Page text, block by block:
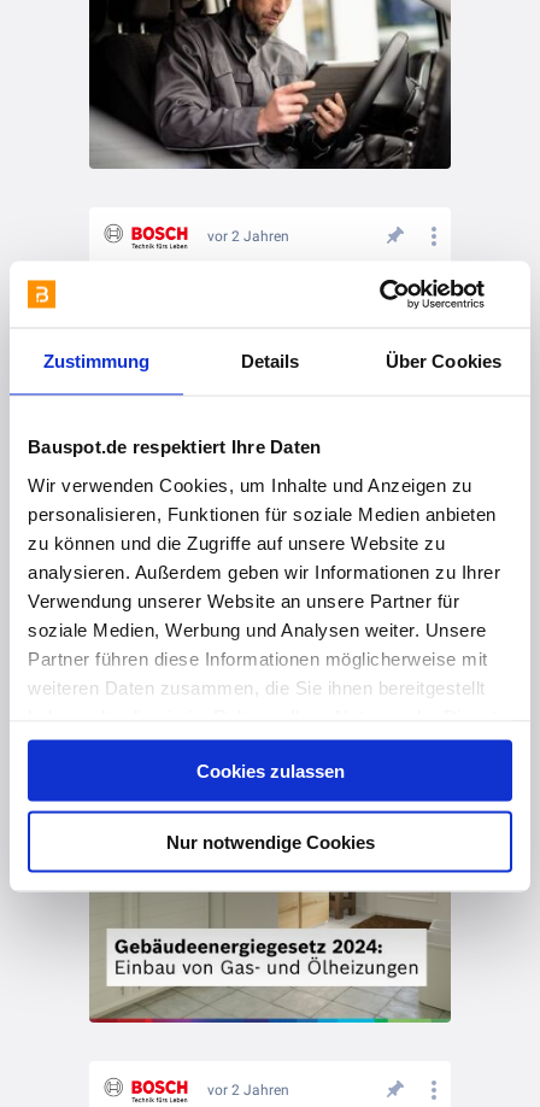
Zustimmung Details Über Cookies
Bauspot.de respektiert Ihre Daten
Wir verwenden Cookies, um Inhalte und Anzeigen zu
personalisieren, Funktionen für soziale Medien anbieten
zu können und die Zugriffe auf unsere Website zu
analysieren. Außerdem geben wir Informationen zu Ihrer
Verwendung unserer Website an unsere Partner für
soziale Medien, Werbung und Analysen weiter. Unsere
Partner führen diese Informationen möglicherweise mit
weiteren Daten zusammen, die Sie ihnen bereitgestellt
gesammelt haben. Hier finden Sie Informationen zum
und unserImpressum.
Cookies zulassen
Nur notwendige Cookies
vor 2 Jahren
Referenz: Hybride Heiztechnik und Photovoltaik für ein Einfamilienhaus im Bestand
vor 2 Jahren
Darf ich noch Gas- und Ölheizungen einbauen?
vor 2 Jahren